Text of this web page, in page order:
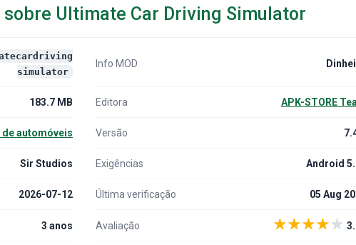
Ultimate Car Driving Simulator
simulator
Info MOD
183.7 MB Editora APK-STORE
automóveis Versão
Sir Studios Exigências Android
2026-07-12 Última verificação 05 Aug
3 anos Avaliação ★★★★★